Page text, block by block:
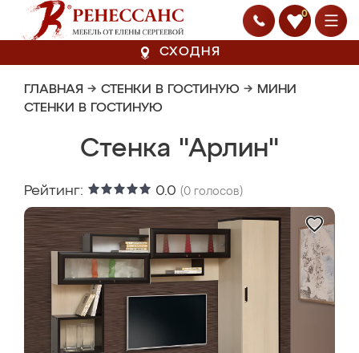
0
СХОДНЯ
ГЛАВНАЯ → СТЕНКИ В ГОСТИНУЮ → МИНИ
СТЕНКИ В ГОСТИНУЮ
Стенка "Арлин"
Рейтинг: 0.0 (0 голосов)